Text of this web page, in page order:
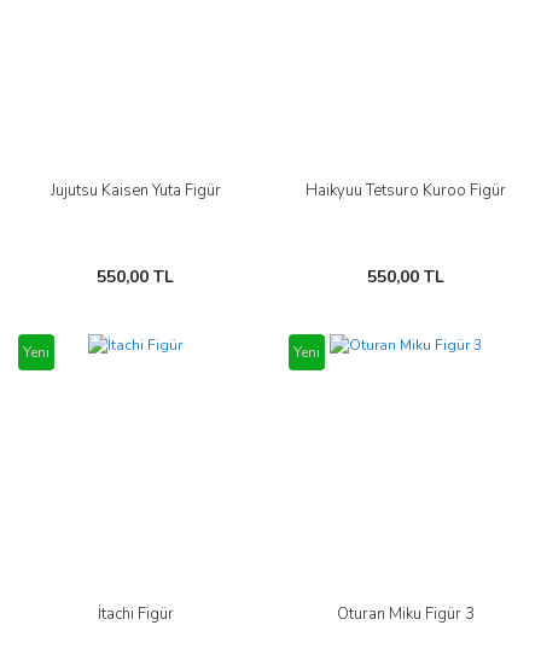
Jujutsu Kaisen Yuta Figür
550,00 TL
Haikyuu Tetsuro Kuroo Figür
550,00 TL
Yeni
İtachi Figür
Yeni
Oturan Miku Figür 3